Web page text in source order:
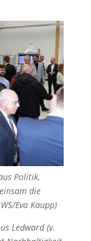
Politik,
die
Eva Kaupp)
Ledward (v.